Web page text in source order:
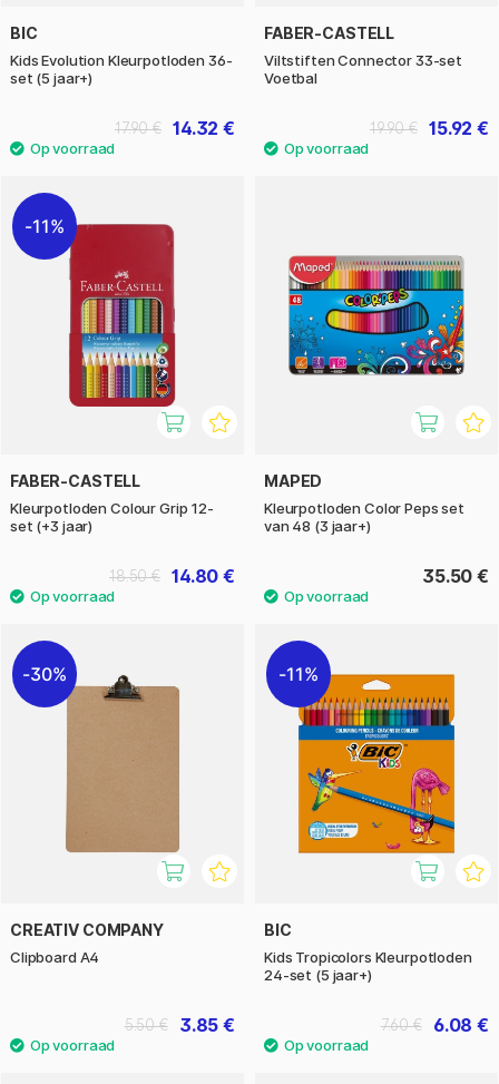
BIC
Kids Evolution Kleurpotloden 36-
set (5 jaar+)
14.32 €
17.90 €
FABER-CASTELL
Viltstiften Connector 33-set
Voetbal
15.92 €
19.90 €
11%
FABER-CASTELL
Kleurpotloden Colour Grip 12-
set (+3 jaar)
14.80 €
18.50 €
MAPED
Kleurpotloden Color Peps set
van 48 (3 jaar+)
35.50 €
30%
CREATIV COMPANY
Clipboard A4
3.85 €
5.50 €
11%
BIC
Kids Tropicolors Kleurpotloden
24-set (5 jaar+)
6.08 €
7.60 €